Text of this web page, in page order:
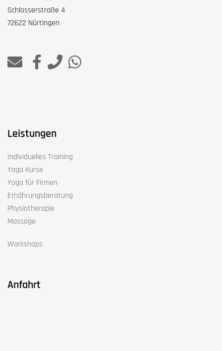
Individuelles Training
Yoga Kurse
Yoga für Firmen
Ernährungsberatung
Physiotherapie
Massage